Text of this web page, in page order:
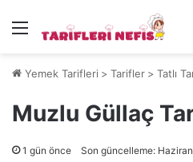
Menü
Yemek Tarifleri > Tarifler > Tatlı
Muzlu Güllaç
1 gün önce Son güncelleme: